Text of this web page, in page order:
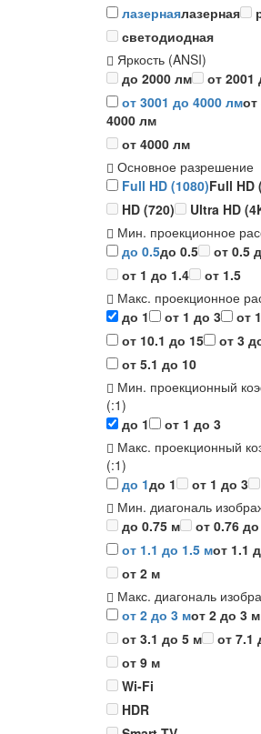
лазернаялазерная
светодиодная
Яркость (ANSI)
до 2000 лм
от 2001
от 3001 до 4000 лмот
4000 лм
от 4000 лм
Основное разрешение
Full HD (1080)Full HD
HD (720)
Ultra HD
Мин. проекционное
до 0.5до 0.5
от 0.5
от 1 до 1.4
от 1.5
Макс. проекционное
до 1
от 1 до 3
от
от 10.1 до 15
от 3
от 5.1 до 10
Мин. проекционный
(:1)
до 1
от 1 до 3
Макс. проекционный
(:1)
до 1до 1 от 1 до 3
Мин. диагональ
до 0.75 м
от 0.76
от 1.1 до 1.5 мот 1.1
от 2 м
Макс. диагональ
от 2 до 3 мот 2 до 3 м
от 3.1 до 5 м
от 7.1
от 9 м
Wi-Fi
HDR